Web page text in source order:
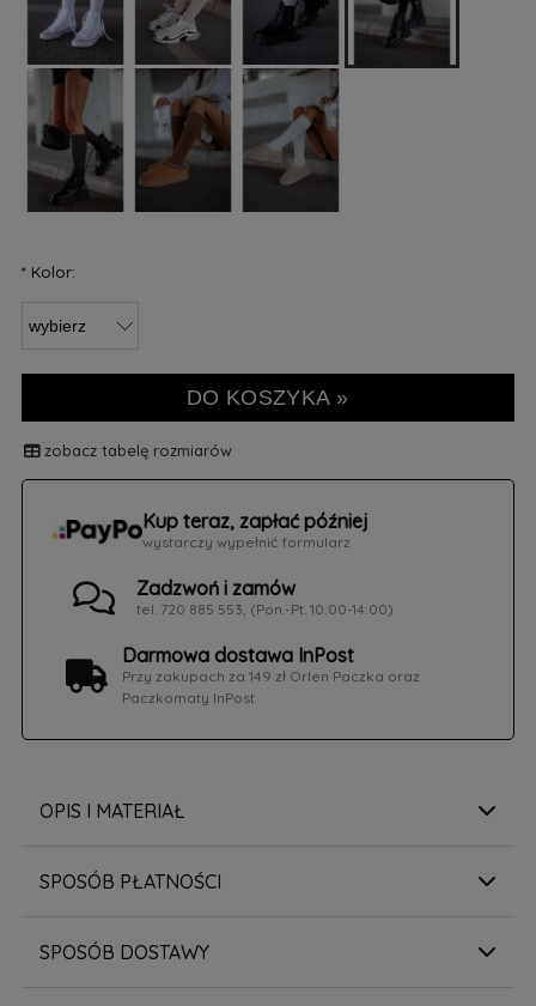
*Kolor:
DO KOSZYKA »
zobacz tabelę rozmiarów
Kup teraz, zapłać później
wystarczy wypełnić formularz
Zadzwoń i zamów
tel. 720 885 553, (Pon.-Pt. 10:00-14:00)
Darmowa dostawa InPost
Przy zakupach za 149 zł Orlen Paczka oraz
Paczkomaty InPost
OPIS I MATERIAŁ
SPOSÓB PŁATNOŚCI
SPOSÓB DOSTAWY